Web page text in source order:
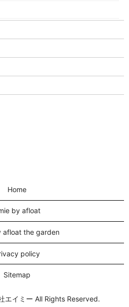
Home
by afloat
afloat the garden
policy
Sitemap
イミー All Rights Reserved.